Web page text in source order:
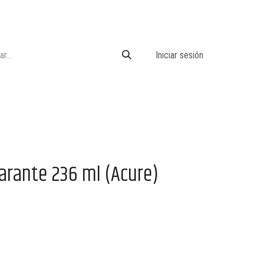
Iniciar sesión
236 ml (Acure)